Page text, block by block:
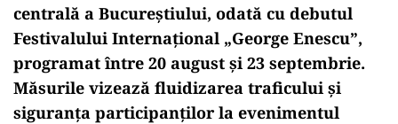
centrală a Bucureștiului, odată cu debutul
Festivalului Internațional „George Enescu”,
programat între 20 august și 23 septembrie.
Măsurile vizează fluidizarea traficului și
siguranța participanților la evenimentul